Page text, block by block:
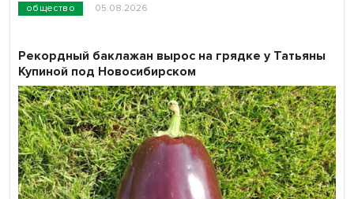
общество 05.08.2026
Рекордный баклажан вырос на грядке у Татьяны
Купиной под Новосибирском